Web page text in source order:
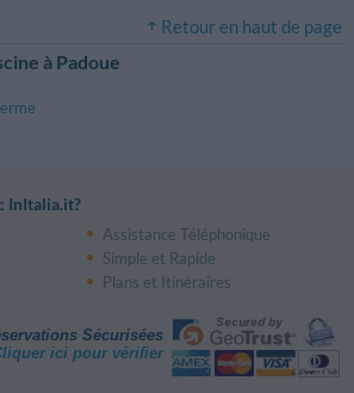
Retour en haut de page
à Padoue
InItalia.it?
Assistance Téléphonique
Simple et Rapide
Plans et Itinéraires
Sécurisées
ici pour vérifier